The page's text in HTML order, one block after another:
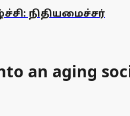
நிதியமைச்சர்
an aging